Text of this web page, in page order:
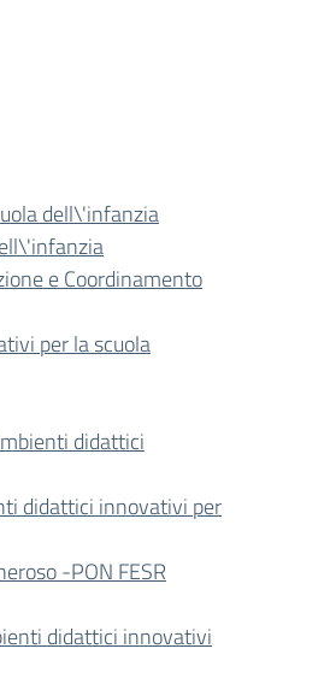
dell\'infanzia
e Coordinamento
per la scuola
didattici
didattici innovativi per
-PON FESR
didattici innovativi